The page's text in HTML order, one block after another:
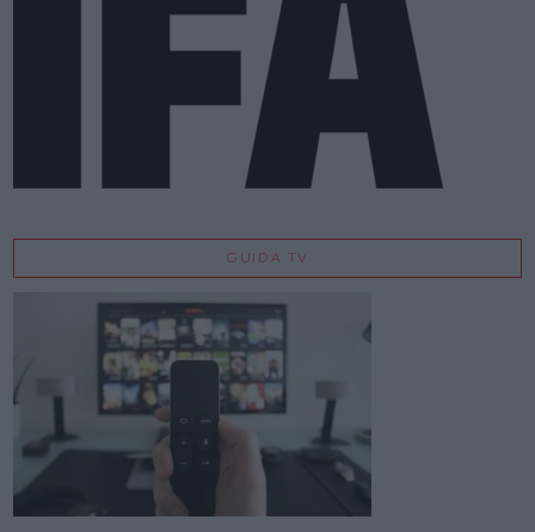
GUIDA TV